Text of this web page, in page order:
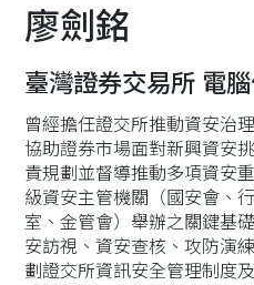
廖劍銘
臺灣證券交易所 電
曾經擔任證交所推動資安治
協助證券市場面對新興資安
責規劃並督導推動多項資安
級資安主管機關（國安會、
室、金管會）舉辦之關鍵基
安訪視、資安查核、攻防演
劃證交所資訊安全管理制度